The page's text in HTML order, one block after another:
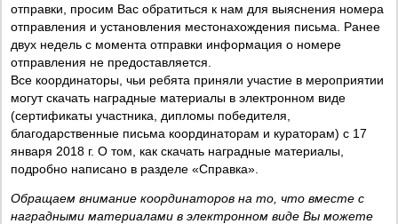
отправки, просим Вас обратиться к нам для выяснения номера
отправления и установления местонахождения письма. Ранее
двух недель с момента отправки информация о номере
отправления не предоставляется.
Все координаторы, чьи ребята приняли участие в мероприятии
могут скачать наградные материалы в электронном виде
(сертификаты участника, дипломы победителя,
благодарственные письма координаторам и кураторам) с 17
января 2018 г. О том, как скачать наградные материалы,
подробно написано в разделе «Справка».
Обращаем внимание координаторов на то, что вместе с
наградными материалами в электронном виде Вы можете